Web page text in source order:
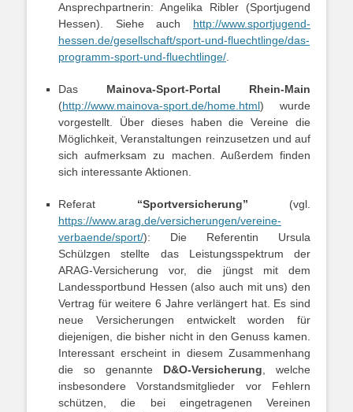
Ansprechpartnerin: Angelika Ribler (Sportjugend
Hessen). Siehe auch http://www.sportjugend-
hessen.de/gesellschaft/sport-und-fluechtlinge/das-
programm-sport-und-fluechtlinge/
Das Mainova-Sport-Portal Rhein-Main
(http://www.mainova-sport.de/home.html) wurde
vorgestellt. Über dieses haben die Vereine die
Möglichkeit, Veranstaltungen reinzusetzen und auf
sich aufmerksam zu machen. Außerdem finden
sich interessante Aktionen.
Referat “Sportversicherung” (vgl.
https://www.arag.de/versicherungen/vereine-
verbaende/sport/): Die Referentin Ursula
Schülzgen stellte das Leistungsspektrum der
ARAG-Versicherung vor, die jüngst mit dem
Landessportbund Hessen (also auch mit uns) den
Vertrag für weitere 6 Jahre verlängert hat. Es sind
neue Versicherungen entwickelt worden für
diejenigen, die bisher nicht in den Genuss kamen.
Interessant erscheint in diesem Zusammenhang
die so genannte D&O-Versicherung , welche
insbesondere Vorstandsmitglieder vor Fehlern
schützen, die bei eingetragenen Vereinen